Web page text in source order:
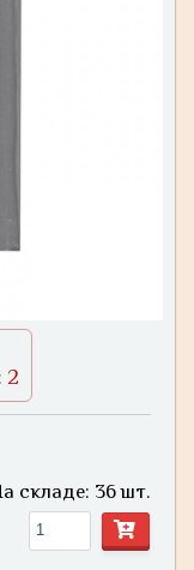
2
складе: 36 шт.